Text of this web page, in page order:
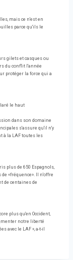
mais ce n'est en
parce qu'ils le
gilets et casques ou
du conflit l'année
protéger la force qui a
le haut
dans son domaine
s'assure qu'il n'y
à la LAF toutes les
plus de 650 Espagnols,
«fréquence». Il n'offre
de centaines de
plus qu'en Occident,
notre liberté
avec le LAF », a-t-il